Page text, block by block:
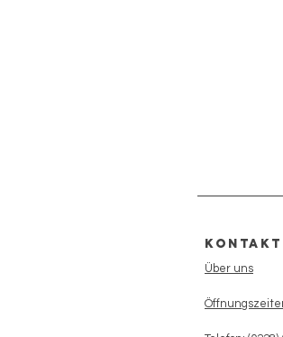
Kontakt
Über uns